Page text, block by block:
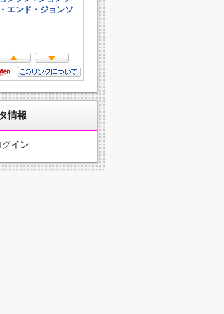
情報
グイン